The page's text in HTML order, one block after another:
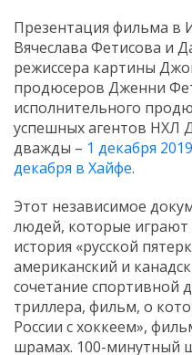
Презентация фильма в
Вячеслава Фетисова и
режиссера картины
продюсеров Дженни
исполнительного
успешных агентов НХЛ
дважды – 1 декабря
декабря в Хайфе.
Этот независимое
людей, которые играют
история «русской
американский и
сочетание спортивной
триллера, фильм, о
России с хоккеем»,
шрамах. 100-минутный